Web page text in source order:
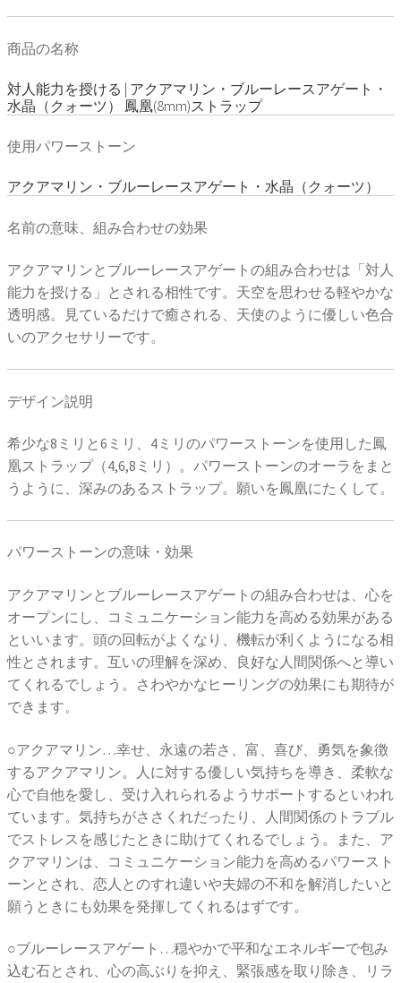
商品の名称
対人能力を授ける | アクアマリン・ブルーレースアゲート・
水晶（クォーツ） 鳳凰(8mm)ストラップ
使用パワーストーン
アクアマリン・ブルーレースアゲート・水晶（クォーツ）
名前の意味、組み合わせの効果
アクアマリンとブルーレースアゲートの組み合わせは「対人
能力を授ける」とされる相性です。天空を思わせる軽やかな
透明感。見ているだけで癒される、天使のように優しい色合
いのアクセサリーです。
デザイン説明
希少な8ミリと6ミリ、4ミリのパワーストーンを使用した鳳
凰ストラップ（4,6,8ミリ）。パワーストーンのオーラをまと
うように、深みのあるストラップ。願いを鳳凰にたくして。
パワーストーンの意味・効果
アクアマリンとブルーレースアゲートの組み合わせは、心を
オープンにし、コミュニケーション能力を高める効果がある
といいます。頭の回転がよくなり、機転が利くようになる相
性とされます。互いの理解を深め、良好な人間関係へと導い
てくれるでしょう。さわやかなヒーリングの効果にも期待が
できます。
○アクアマリン…幸せ、永遠の若さ、富、喜び、勇気を象徴
するアクアマリン。人に対する優しい気持ちを導き、柔軟な
心で自他を愛し、受け入れられるようサポートするといわれ
ています。気持ちがささくれだったり、人間関係のトラブル
でストレスを感じたときに助けてくれるでしょう。また、ア
クアマリンは、コミュニケーション能力を高めるパワースト
ーンとされ、恋人とのすれ違いや夫婦の不和を解消したいと
願うときにも効果を発揮してくれるはずです。
○ブルーレースアゲート…穏やかで平和なエネルギーで包み
込む石とされ、心の高ぶりを抑え、緊張感を取り除き、リラ